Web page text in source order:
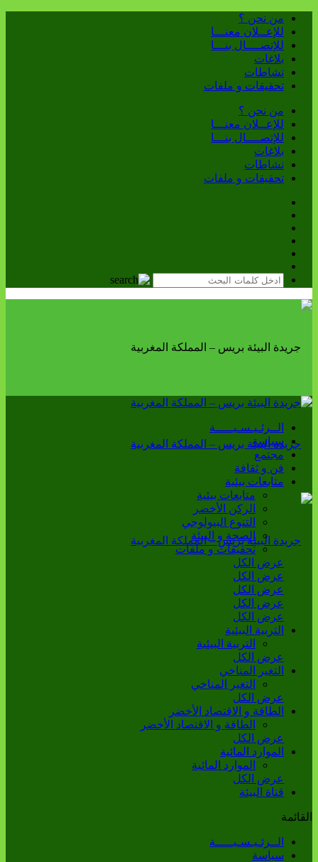
من نحن ؟
للإعــلان معنـــا
للإتصــــال بنـــا
بلاغات
نشاطات
تحقيقات و ملفات
من نحن ؟
للإعــلان معنـــا
للإتصــــال بنـــا
بلاغات
نشاطات
تحقيقات و ملفات
الــرئـيـسـيـــــة
سياسة
مجتمع
فن و ثقافة
متابعات بيئية
متابعات بيئية
الركن الأخضر
التنوع البيولوجي
الصحة و البيئة
تحقيقات و ملفات
عرض الكل
عرض الكل
عرض الكل
عرض الكل
عرض الكل
التربية البيئية
التربية البيئية
عرض الكل
التغير المناخي
التغير المناخي
عرض الكل
الطاقة و الاقتصاد الأخضر
الطاقة و الاقتصاد الأخضر
عرض الكل
الموارد المائية
الموارد المائية
عرض الكل
قناة البيئة
القائمة
الــرئـيـسـيـــــة
سياسة